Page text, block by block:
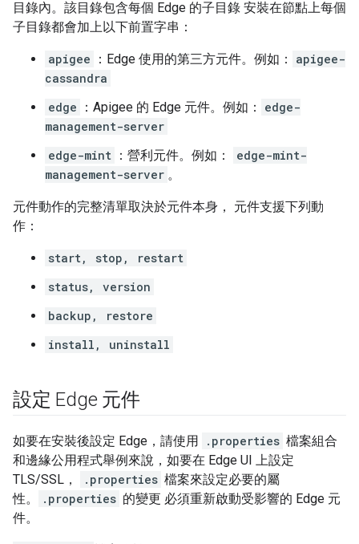
目錄內。該目錄包含每個 Edge 的子目錄 安裝在節點上每個
子目錄都會加上以下前置字串：
apigee ：Edge 使用的第三方元件。例如：
apigee-
cassandra
edge
：Apigee 的 Edge 元件。例如：
edge-
management-server
edge-mint ：營利元件。例如：
edge-mint-
management-server 。
元件動作的完整清單取決於元件本身， 元件支援下列動
作：
start, stop, restart
status, version
backup, restore
install, uninstall
設定 Edge 元件
如要在安裝後設定 Edge，請使用 .properties 檔案組合
和邊緣公用程式舉例來說，如要在 Edge UI 上設定
TLS/SSL，
.properties 檔案來設定必要的屬
性。
.properties 的變更 必須重新啟動受影響的 Edge 元
件。